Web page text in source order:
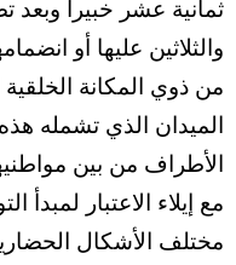
ثمانية عشر خبيرا
والثلاثين عليها أو
من ذوي المكانة الخلقية
الميدان الذي تشمله هذه
الأطراف من بين
مع إيلاء الاعتبار لمبدأ
مختلف الأشكال